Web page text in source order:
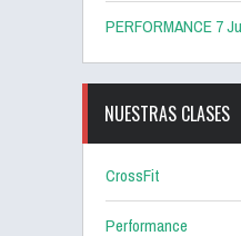
PERFORMANCE 7
NUESTRAS CLASES
CrossFit
Performance